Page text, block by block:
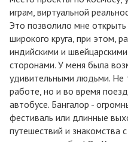
играм, виртуальной
Это позволило мне
широкого круга, при этом,
индийскими и
сторонами. У меня была
удивительными людьми. Не
работе, но и во время
автобусе. Бангалор -
фестиваль или длинные
путешествий и знакомства